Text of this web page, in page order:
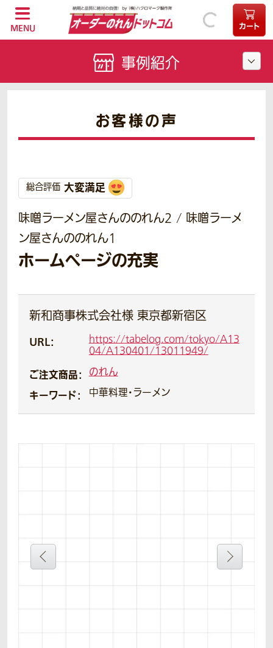
MENU カート
お客様の声
総合評価 大変満足
味噌ラーメン屋さんののれん2 / 味噌ラーメ
ン屋さんののれん1
ホームページの充実
新和商事株式会社様 東京都新宿区
URL：
https://tabelog.com/tokyo/A13
04/A130401/13011949/
ご注文商品： のれん
キーワード： 中華料理・ラーメン
事例紹介